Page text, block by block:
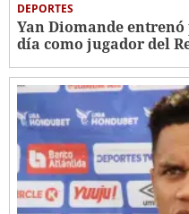
DEPORTES
Yan Diomande
día como jugador del